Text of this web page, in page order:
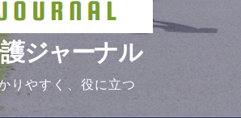
ジャーナル
りやすく、役に立つ